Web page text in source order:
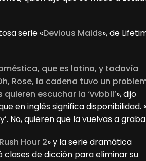
serie «Devious Maids», de
que es latina, y todavía
Rose, la cadena tuvo un
escuchar la ‘vvbbll’», dijo
en inglés significa disponibilidad.
No, quieren que la vuelvas a
Rush Hour 2» y la serie dramática
clases de dicción para eliminar su